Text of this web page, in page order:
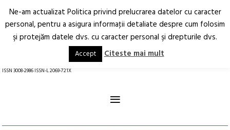
Arhitectură.
Oraș.
RO EN
ISSN 3008-2986 ISSN-L 2069-721X
≡
Ne-am actualizat Politica privind prelucrarea datelor cu caracter
personal, pentru a asigura informaţii detaliate despre cum folosim
şi protejăm datele dvs. cu caracter personal şi drepturile dvs.
Accept Citeste mai mult